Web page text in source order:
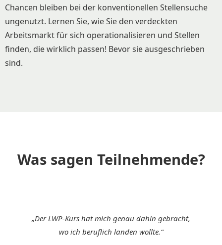
Chancen bleiben bei der konventionellen Stellensuche
ungenutzt. Lernen Sie, wie Sie den verdeckten
Arbeitsmarkt für sich operationalisieren und Stellen
finden, die wirklich passen! Bevor sie ausgeschrieben
sind.
Was sagen Teilnehmende?
„Der LWP-Kurs hat mich genau dahin gebracht,
wo ich beruflich landen wollte.“